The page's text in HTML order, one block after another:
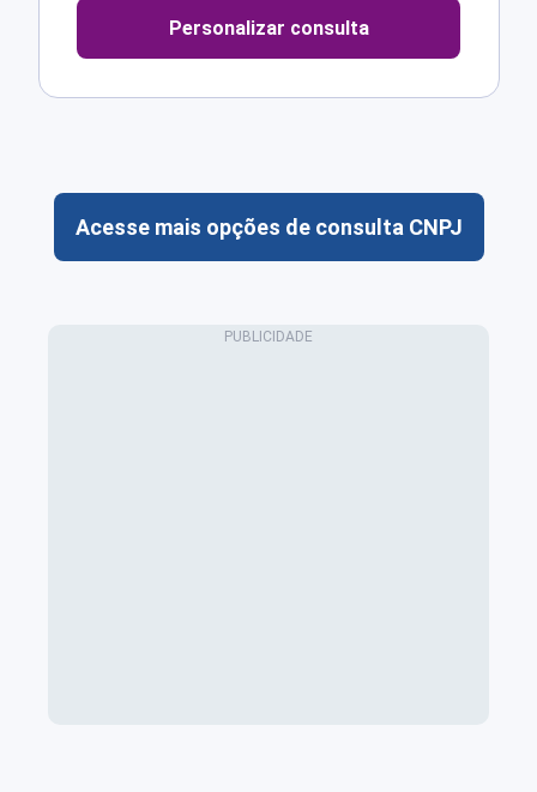
Personalizar consulta
Acesse mais opções de consulta CNPJ